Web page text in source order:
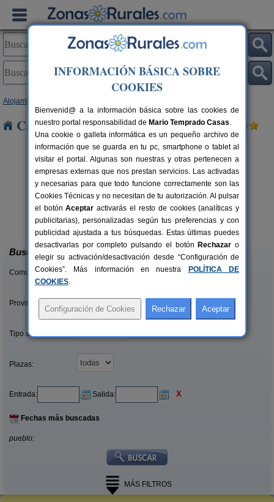
Alojamientos
Casas Rurales cerca de La Mola
2-28+5 pers.
desde20 €
Masia L´Ancornia
Tibi (Alicante)
Buscar
Comunidades:
Provincias/Islas:
Tipo alquiler:
Plazas:
Entrada: Salida: X
Fechas más buscadas
pueblo:
MÁS FILTROS
INFORMACIÓN BÁSICA SOBRE
COOKIES
Bienvenid@ a la información básica sobre las cookies de
nuestro portal responsabilidad de Mario Temprado Casas.
Una cookie o galleta informática es un pequeño archivo de
información que se guarda en tu pc, smartphone o tablet al
visitar el portal. Algunas son nuestras y otras pertenecen a
empresas externas que nos prestan servicios. Las activadas
y necesarias para que todo funcione correctamente son las
Cookies Técnicas y no necesitan de tu autorización. Al pulsar
el botónAceptar activarás el resto de cookies (analíticas y
publicitarias), personalizadas según tus preferencias y con
publicidad ajustada a tus búsquedas. Estas últimas puedes
desactivarlas por completo pulsando el botón Rechazar o
elegir su activación/desactivación desde “Configuración de
Cookies”. Más información en nuestra
POLÍTICA DE
COOKIES.